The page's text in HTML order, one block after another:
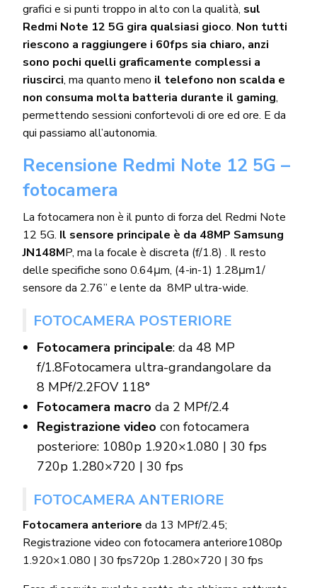
grafici e si punti troppo in alto con la qualità, sul
Redmi Note 12 5G gira qualsiasi gioco. Non tutti
riescono a raggiungere i 60fps sia chiaro, anzi
sono pochi quelli graficamente complessi a
riuscirci, ma quanto meno il telefono non scalda e
non consuma molta batteria durante il gaming,
permettendo sessioni confortevoli di ore ed ore. E da
qui passiamo all’autonomia.
Recensione Redmi Note 12 5G –
fotocamera
La fotocamera non è il punto di forza del Redmi Note
12 5G. Il sensore principale è da 48MP Samsung
JN148MP, ma la focale è discreta (f/1.8) . Il resto
delle specifiche sono0.64μm, (4-in-1) 1.28μm1/
sensore da 2.76” e lente da8MP ultra-wide.
FOTOCAMERA POSTERIORE
Fotocamera principale: da 48 MP
f/1.8Fotocamera ultra-grandangolare da
8 MPf/2.2FOV 118°
Fotocamera macro da 2 MPf/2.4
Registrazione video con fotocamera
posteriore: 1080p 1.920×1.080 | 30 fps
720p 1.280×720 | 30 fps
FOTOCAMERA ANTERIORE
Fotocamera anteriore da 13 MPf/2.45;
Registrazione video con fotocamera anteriore1080p
1.920×1.080 | 30 fps720p 1.280×720 | 30 fps